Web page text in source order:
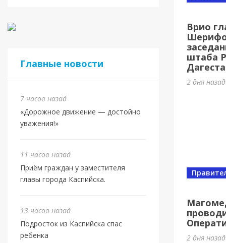
Главные новости
7 часов назад
«Дорожное движение — достойно
уважения!»
11 часов назад
Приём граждан у заместителя
главы города Каспийска.
13 часов назад
Подросток из Каспийска спас
ребенка
МБУ
3 дня
Врио
штаба
2 дня
2 дня